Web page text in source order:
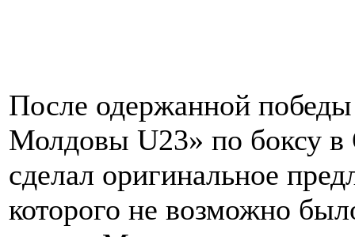
После одержанной
Молдовы U23» по боксу
сделал оригинальное
которого не возможно